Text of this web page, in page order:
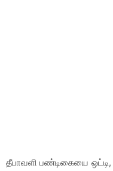
தீபாவளி பண்டிகையை